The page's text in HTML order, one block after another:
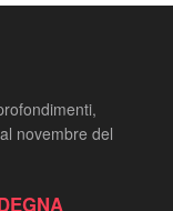
novembre del